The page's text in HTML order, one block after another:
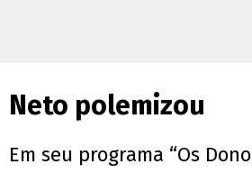
Neto polemizou
Em seu programa “Os